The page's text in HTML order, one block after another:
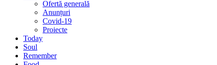
Ofertă generală
Anunțuri
Covid-19
Proiecte
Today
Soul
Remember